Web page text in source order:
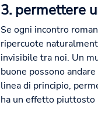
3. permettere
Se ogni incontro
ripercuote
invisibile tra noi. Un
buone possono
linea di principio,
ha un effetto piuttosto